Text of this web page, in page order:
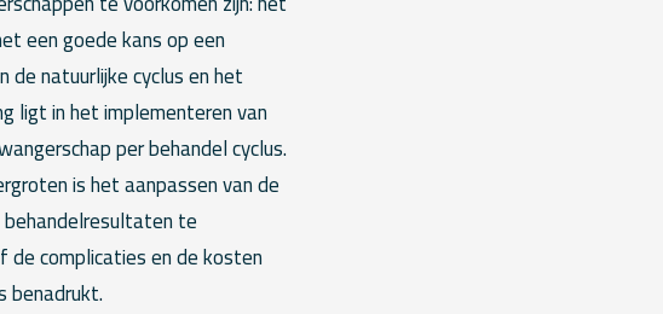
een goede kans op een
natuurlijke cyclus en het
ligt in het implementeren van
per behandel cyclus.
is het aanpassen van de
te
de complicaties en de kosten
benadrukt.